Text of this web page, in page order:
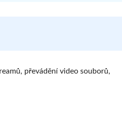
převádění video souborů,